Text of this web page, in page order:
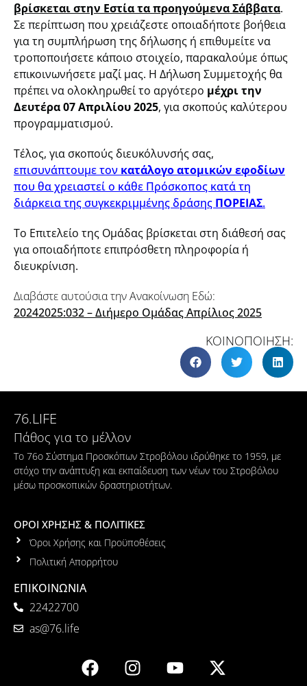
βρίσκεται στην Εστία τα προηγούμενα Σάββατα.
Σε περίπτωση που χρειάζεστε οποιαδήποτε βοήθεια
για τη συμπλήρωση της δήλωσης ή επιθυμείτε να
τροποποιήσετε κάποιο στοιχείο, παρακαλούμε όπως
επικοινωνήσετε μαζί μας. Η Δήλωση Συμμετοχής θα
πρέπει να ολοκληρωθεί το αργότερο μέχρι την
Δευτέρα 07 Απριλίου 2025, για σκοπούς καλύτερου
προγραμματισμού.
Τέλος, για σκοπούς διευκόλυνσής σας,
επισυνάπτουμε τον κατάλογο ατομικών εφοδίων
που θα χρειαστεί ο κάθε Πρόσκοπος κατά τη
διάρκεια της συγκεκριμμένης δράσης ΠΟΡΕΙΑΣ.
Το Επιτελείο της Ομάδας βρίσκεται στη διάθεσή σας
για οποιαδήποτε επιπρόσθετη πληροφορία ή
διευκρίνιση.
Διαβάστε αυτούσια την Ανακοίνωση Εδώ:
20242025:032 – Διήμερο Ομάδας Απρίλιος 2025
ΚΟΙΝΟΠΟΙΗΣΗ:
76.LIFE
Πάθος για το μέλλον
Το 76ο Σύστημα Προσκόπων Στροβόλου ιδρύθηκε το 1959, με
στόχο την ανάπτυξη και εκπαίδευση των νέων του Στροβόλου
μέσω προσκοπικών δραστηριοτήτων.
ΟΡΟΙ ΧΡΗΣΗΣ & ΠΟΛΙΤΙΚΕΣ
Όροι Χρήσης και Προϋποθέσεις
Πολιτική Απορρήτου
ΕΠΙΚΟΙΝΩΝΙΑ
22422700
as@76.life